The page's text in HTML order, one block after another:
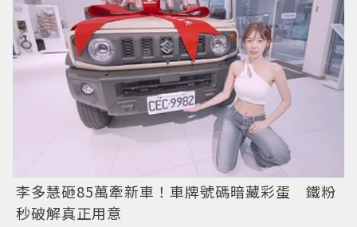
李多慧砸85萬牽新車！車牌號碼暗藏彩蛋 鐵粉
秒破解真正用意